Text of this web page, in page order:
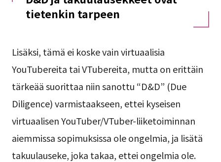
tietenkin tarpeen
Lisäksi, tämä ei koske vain virtuaalisia
YouTubereita tai VTubereita, mutta on erittäin
tärkeää suorittaa niin sanottu “D&D” (Due
Diligence) varmistaakseen, ettei kyseisen
virtuaalisen YouTuber/VTuber-liiketoiminnan
aiemmissa sopimuksissa ole ongelmia, ja lisätä
takuulauseke, joka takaa, ettei ongelmia ole.